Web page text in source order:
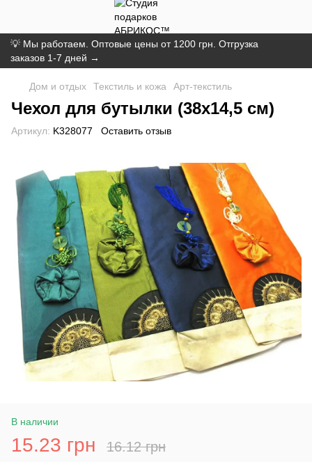
💡 Мы работаем. Оптовые цены от 1200 грн. Отгрузка
заказов 1-7 дней →
Дом и отдых Текстиль и кожа Арт-текстиль
Чехол для бутылки (38х14,5 см)
Артикул: K328077 Оставить отзыв
В наличии
15.23 грн 16.12 грн